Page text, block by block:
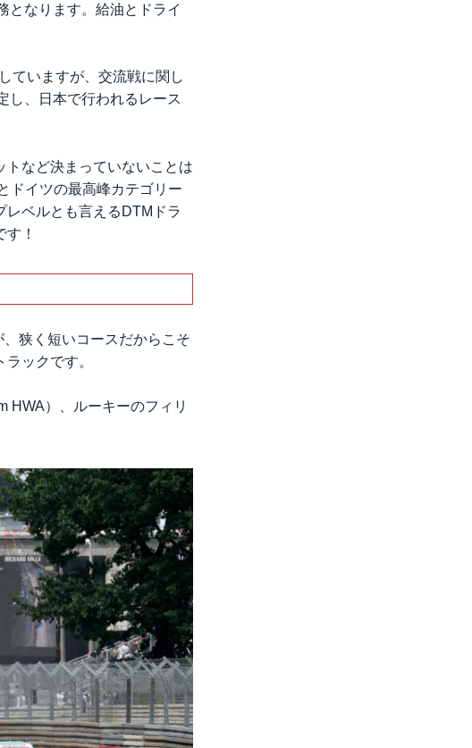
となります。給油とドライ
ていますが、交流戦に関し
し、日本で行われるレース
トなど決まっていないことは
ドイツの最高峰カテゴリー
ベルとも言えるDTMドラ
！
狭く短いコースだからこそ
ックです。
HWA）、ルーキーのフィリ